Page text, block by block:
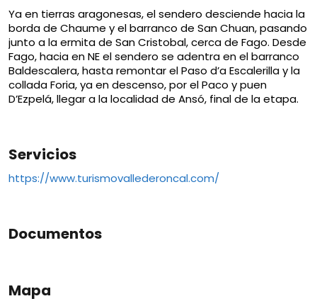
Ya en tierras aragonesas, el sendero desciende hacia la
borda de Chaume y el barranco de San Chuan, pasando
junto a la ermita de San Cristobal, cerca de Fago. Desde
Fago, hacia en NE el sendero se adentra en el barranco
Baldescalera, hasta remontar el Paso d’a Escalerilla y la
collada Foria, ya en descenso, por el Paco y puen
D’Ezpelá, llegar a la localidad de Ansó, final de la etapa.
Servicios
https://www.turismovallederoncal.com/
Documentos
Mapa